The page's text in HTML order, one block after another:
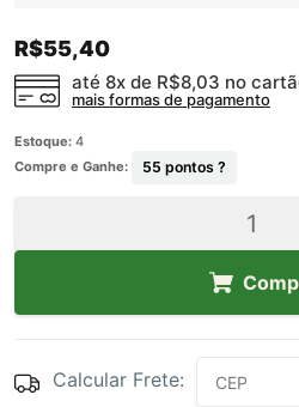
R$55,40
até 8x de R$8,03 no
mais formas de pagamento
Estoque: 4
Compre e Ganhe:
55 pontos ?
Calcular Frete: